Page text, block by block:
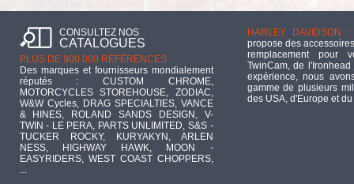
CONSULTEZ NOS
CATALOGUES
PLUS DE 900 000 RÉFÉRENCES :
Des marques et fournisseurs mondialement
réputés : CUSTOM CHROME,
MOTORCYCLES STOREHOUSE, ZODIAC,
W&W Cycles, DRAG SPECIALTIES, VANCE
& HINES, ROLAND SANDS DESIGN, V-
TWIN - LE PERA, PARTS UNLIMITED, S&S -
TUCKER ROCKY, KURYAKYN, ARLEN
NESS, HIGHWAY HAWK, MOON -
EASYRIDERS, WEST COAST CHOPPERS,
...
HARLEY DAVIDSON :
propose des
remplacement pour
TwinCam, de
expérience, nous
gamme de plusieurs
des USA, d'Europe et